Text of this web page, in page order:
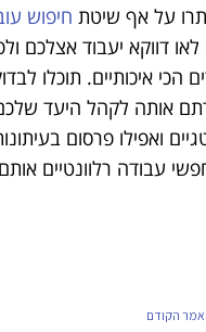
על אף שיטת חיפוש
לאו דווקא יעבוד אצלכם
הכי איכותיים. תוכלו
אותה לקהל היעד
ואפילו פרסום
עבודה רלוונטיים
הקודם